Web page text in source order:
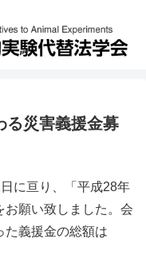
る災害義援金募
に亘り、「平成28年
お願い致しました。会
た義援金の総額は